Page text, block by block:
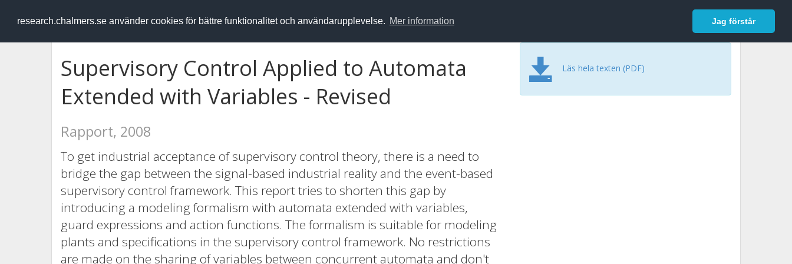
research.chalmers.se använder cookies för bättre funktionalitet och användarupplevelse. Mer information Jag förstår
RESEARCH.chalmers.se Logga in
Supervisory Control Applied to Automata
Extended with Variables - Revised
Rapport, 2008
To get industrial acceptance of supervisory control theory, there is a need to
bridge the gap between the signal-based industrial reality and the event-based
supervisory control framework. This report tries to shorten this gap by
introducing a modeling formalism with automata extended with variables,
guard expressions and action functions. The formalism is suitable for modeling
plants and specifications in the supervisory control framework. No restrictions
are made on the sharing of variables between concurrent automata and don't
Läs hela texten (PDF)